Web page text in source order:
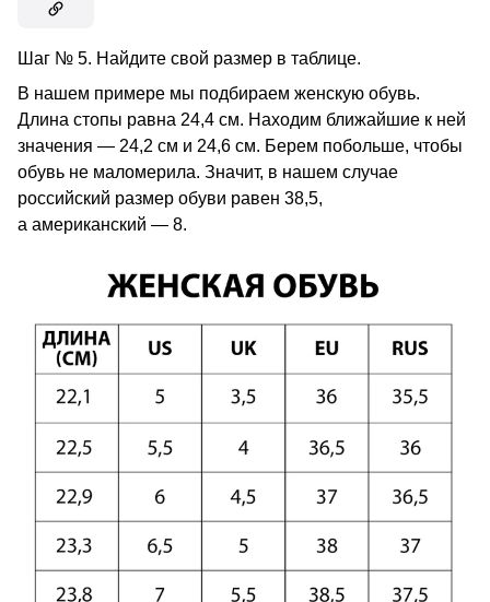
Шаг № 5. Найдите свой размер в таблице.
В нашем примере мы подбираем женскую обувь.
Длина стопы равна 24,4 см. Находим ближайшие к ней
значения — 24,2 см и 24,6 см. Берем побольше, чтобы
обувь не маломерила. Значит, в нашем случае
российский размер обуви равен 38,5,
а американский — 8.